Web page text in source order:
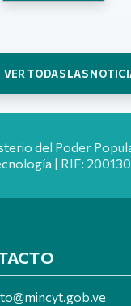
VER TODAS LAS
del Poder
| RIF: